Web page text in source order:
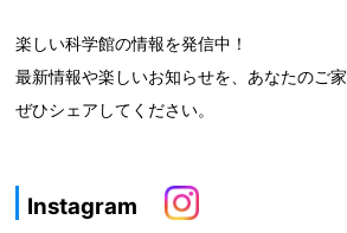
楽しい科学館の情報を発信中！
最新情報や楽しいお知らせを、あなたのご
ぜひシェアしてください。
Instagram